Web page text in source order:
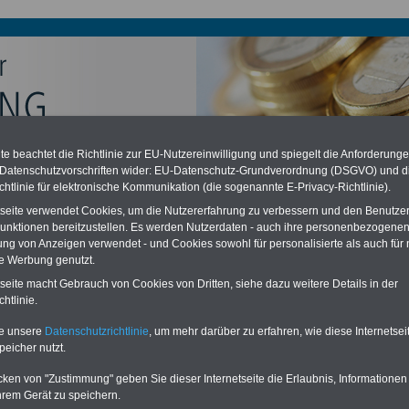
auch für Ruhestandsbeamte (zu geringe Alimentation)
hat die Berliner Landesbesoldung für verfassungs-
(Berlin muss bisMärz 2027 eine Neuregelung der Besoldung
Auch beim Bund (Beamte & Ruhestandsbeamte) gibt es teilweise
(Medienberichten zufolge liegt diese für alle (!) Beamte
mind.3.000 und 13.000 Euro, Der INFO-SERVICE gibt hierzu eine
heraus, die unmittelbar nach dem Beschluss des Gesetzentwurfs der
vorgelegt wird (im II. Quartal.2026 >>>
.
Zehn OnlineBücher & eBooks für den Öffentlichen Dienst oder
zum Komplettpreis von 15 Euro im Jahr -
beachtet die Richtlinie zur EU-Nutzereinwilligung und spiegelt die
wider: EU-Datenschutz-Grundverordnung (DSGVO) und
für elektronische Kommunikation (die sogenannte E-Privacy-Richtlinie).
verwendet Cookies, um die Nutzererfahrung zu verbessern und den
bereitzustellen. Es werden Nutzerdaten - auch ihre
von Anzeigen verwendet - und Cookies sowohl für personalisierte als auch für
Werbung genutzt.
macht Gebrauch von Cookies von Dritten, siehe dazu weitere Details in der
unsere Datenschutzrichtlinie, um mehr darüber zu erfahren, wie diese
nutzt.
von "Zustimmung" geben Sie dieser Internetseite die Erlaubnis,
Gerät zu speichern.